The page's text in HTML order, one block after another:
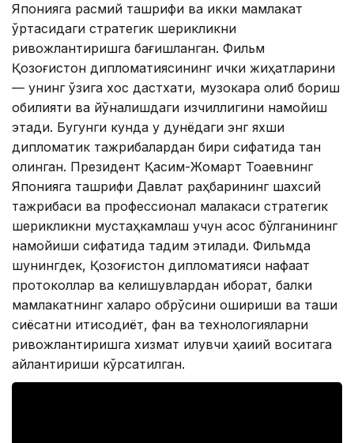
Японияга расмий ташрифи ва икки мамлакат
ўртасидаги стратегик шерикликни
ривожлантиришга бағишланган. Фильм
Қозоғистон дипломатиясининг ички жиҳатларини
— унинг ўзига хос дастхати, музокара олиб бориш
қобилияти ва йўналишдаги изчиллигини намойиш
этади. Бугунги кунда у дунёдаги энг яхши
дипломатик тажрибалардан бири сифатида тан
олинган. Президент Қасим-Жомарт Тоқаевнинг
Японияга ташрифи Давлат раҳбарининг шахсий
тажрибаси ва профессионал малакаси стратегик
шерикликни мустаҳкамлаш учун асос бўлганининг
намойиши сифатида тақдим этилади. Фильмда
шунингдек, Қозоғистон дипломатияси нафақат
протоколлар ва келишувлардан иборат, балки
мамлакатнинг халқаро обрўсини ошириши ва ташқи
сиёсатни иқтисодиёт, фан ва технологияларни
ривожлантиришга хизмат қилувчи ҳақиқий воситага
айлантириши кўрсатилган.